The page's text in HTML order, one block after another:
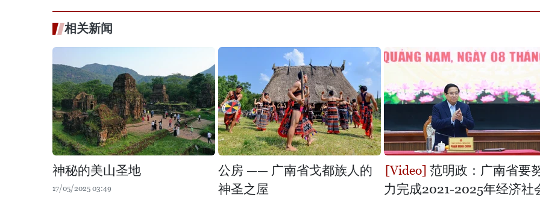
相关新闻
神秘的美山圣地
17/05/2025 03:49
公房 —— 广南省戈都族人的
神圣之屋
范明政：广南省要
力完成2021-2025年经济社